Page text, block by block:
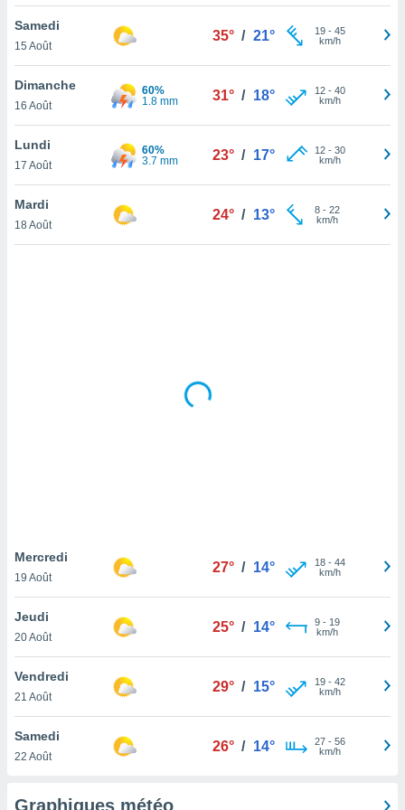
votre
à
en
le
notre
que
et que
Samedi
15 Août
35° / 21° 19- 45
km/h
Dimanche
16 Août
60%
1.8 mm
31° / 18° 12- 40
km/h
Lundi
17 Août
60%
3.7 mm
23° / 17° 12- 30
km/h
Mardi
18 Août
24° / 13° 8- 22
km/h
Mercredi
19 Août
27° / 14° 18- 44
km/h
Jeudi
20 Août
25° / 14° 9- 19
km/h
Vendredi
21 Août
29° / 15° 19- 42
km/h
Samedi
22 Août
26° / 14° 27- 56
km/h
Graphiques météo